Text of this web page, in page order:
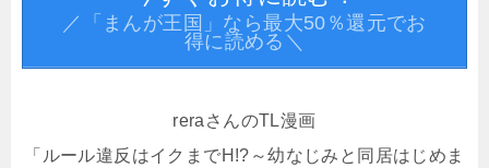
／「まんが王国」なら最大50％還元でお
得に読める＼
reraさんのTL漫画
「ルール違反はイクまでH!?～幼なじみと同居はじめま